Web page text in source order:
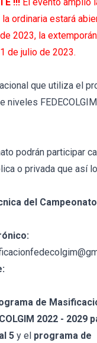
ordinaria estará
2023, la
de julio de 2023.
que utiliza el
niveles
podrán participar
o privada que así
del
de
2022 - 2029
5 y el programa de